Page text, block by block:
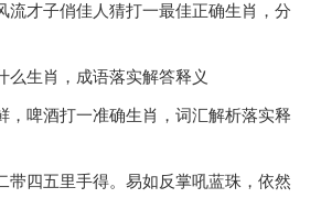
流才子俏佳人猜打一最佳正确生肖，分
么生肖，成语落实解答释义
，啤酒打一准确生肖，词汇解析落实释
带四五里手得。易如反掌吼蓝珠，依然